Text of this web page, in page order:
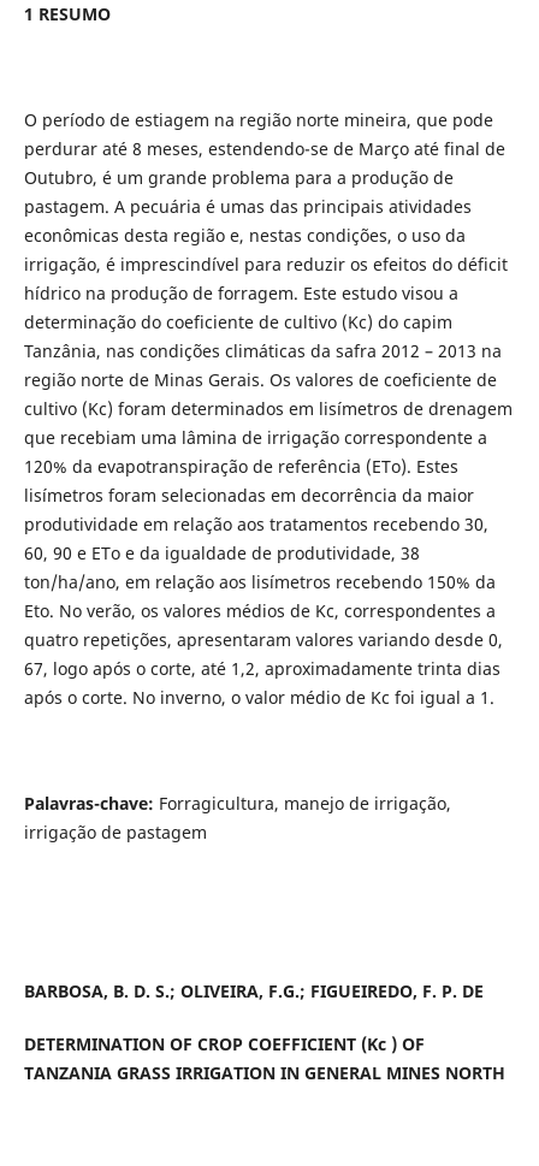
1 RESUMO
O período de estiagem na região norte mineira, que pode
perdurar até 8 meses, estendendo-se de Março até final de
Outubro, é um grande problema para a produção de
pastagem. A pecuária é umas das principais atividades
econômicas desta região e, nestas condições, o uso da
irrigação, é imprescindível para reduzir os efeitos do déficit
hídrico na produção de forragem. Este estudo visou a
determinação do coeficiente de cultivo (Kc) do capim
Tanzânia, nas condições climáticas da safra 2012 – 2013 na
região norte de Minas Gerais. Os valores de coeficiente de
cultivo (Kc) foram determinados em lisímetros de drenagem
que recebiam uma lâmina de irrigação correspondente a
120% da evapotranspiração de referência (ETo). Estes
lisímetros foram selecionadas em decorrência da maior
produtividade em relação aos tratamentos recebendo 30,
60, 90 e ETo e da igualdade de produtividade, 38
ton/ha/ano, em relação aos lisímetros recebendo 150% da
Eto. No verão, os valores médios de Kc, correspondentes a
quatro repetições, apresentaram valores variando desde 0,
67, logo após o corte, até 1,2, aproximadamente trinta dias
após o corte. No inverno, o valor médio de Kc foi igual a 1.
Palavras-chave: Forragicultura, manejo de irrigação,
irrigação de pastagem
BARBOSA, B. D. S.; OLIVEIRA, F.G.; FIGUEIREDO, F. P. DE
DETERMINATION OF CROP COEFFICIENT (Kc ) OF
TANZANIA GRASS IRRIGATION IN GENERAL MINES NORTH